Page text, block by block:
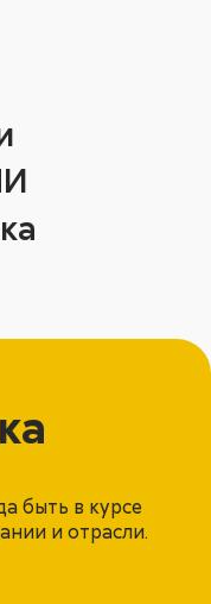
быть в курсе
и отрасли.